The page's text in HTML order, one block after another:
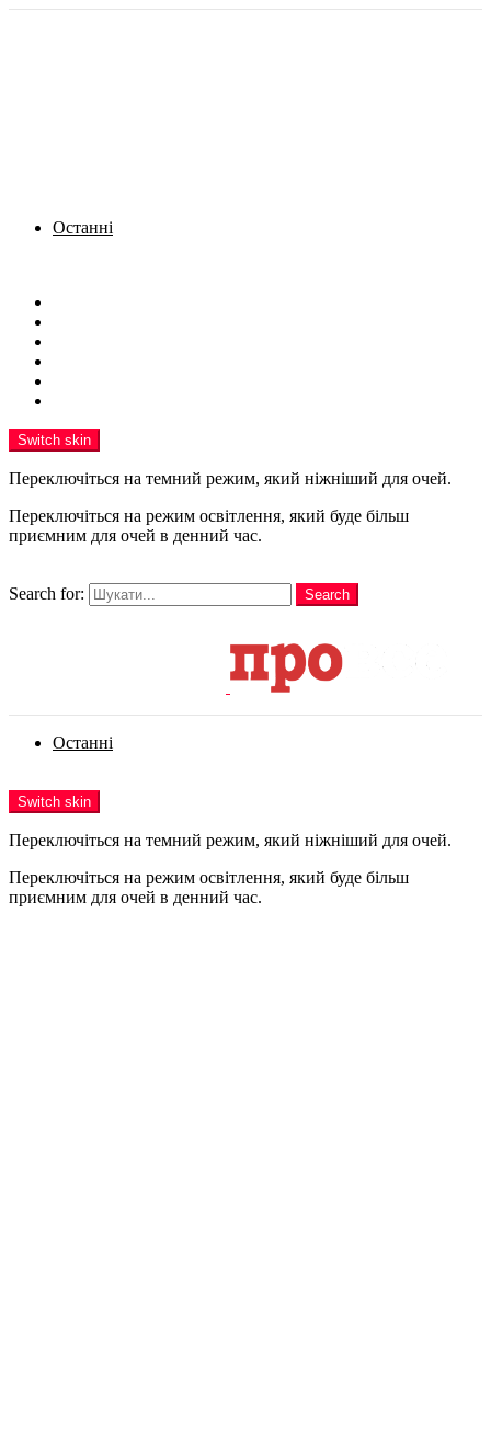
Останні
Switch skin
Переключіться на темний режим, який ніжніший для очей.
Переключіться на режим освітлення, який буде більш
приємним для очей в денний час.
Search for:
Search
Останні
Switch skin
Переключіться на темний режим, який ніжніший для очей.
Переключіться на режим освітлення, який буде більш
приємним для очей в денний час.